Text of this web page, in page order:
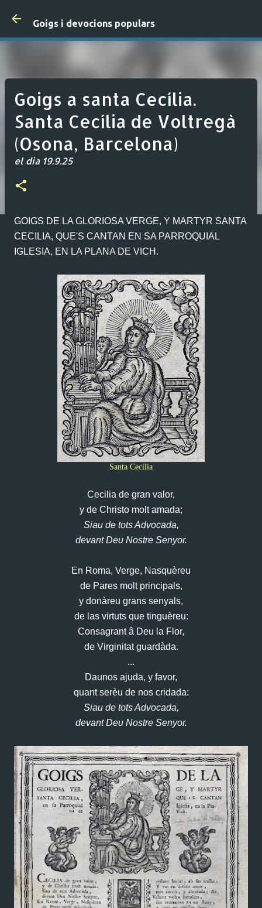
Goigs i devocions populars
Goigs a santa Cecília.
Santa Cecília de Voltregà
(Osona, Barcelona)
el dia 19.9.25
GOIGS DE LA GLORIOSA VERGE, Y MARTYR SANTA
CECILIA, QUE'S CANTAN EN SA PARROQUIAL
IGLESIA, EN LA PLANA DE VICH.
Santa Cecília
Cecilia de gran valor,
y de Christo molt amada;
Siau de tots Advocada,
devant Deu Nostre Senyor.
En Roma, Verge, Nasquèreu
de Pares molt principals,
y donàreu grans senyals,
de las virtuts que tinguèreu:
Consagrant â Deu la Flor,
de Virginitat guardàda.
...
Daunos ajuda, y favor,
quant serèu de nos cridada:
Siau de tots Advocada,
devant Deu Nostre Senyor.